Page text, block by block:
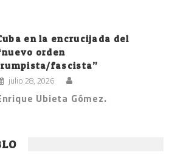
en la encrucijada del
orden
fascista”
julio 28, 2026
Ubieta Gómez.